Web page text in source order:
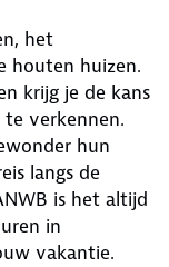
het
houten huizen.
krijg je de kans
verkennen.
hun
langs de
is het altijd
in
vakantie.